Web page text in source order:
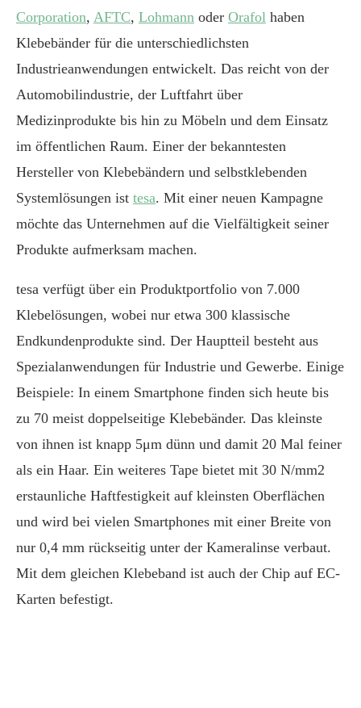
Corporation, AFTC, Lohmann oder Orafol haben
Klebebänder für die unterschiedlichsten
Industrieanwendungen entwickelt. Das reicht von der
Automobilindustrie, der Luftfahrt über
Medizinprodukte bis hin zu Möbeln und dem Einsatz
im öffentlichen Raum. Einer der bekanntesten
Hersteller von Klebebändern und selbstklebenden
Systemlösungen ist tesa. Mit einer neuen Kampagne
möchte das Unternehmen auf die Vielfältigkeit seiner
Produkte aufmerksam machen.
tesa verfügt über ein Produktportfolio von 7.000
Klebelösungen, wobei nur etwa 300 klassische
Endkundenprodukte sind. Der Hauptteil besteht aus
Spezialanwendungen für Industrie und Gewerbe. Einige
Beispiele: In einem Smartphone finden sich heute bis
zu 70 meist doppelseitige Klebebänder. Das kleinste
von ihnen ist knapp 5μm dünn und damit 20 Mal feiner
als ein Haar. Ein weiteres Tape bietet mit 30 N/mm2
erstaunliche Haftfestigkeit auf kleinsten Oberflächen
und wird bei vielen Smartphones mit einer Breite von
nur 0,4 mm rückseitig unter der Kameralinse verbaut.
Mit dem gleichen Klebeband ist auch der Chip auf EC-
Karten befestigt.